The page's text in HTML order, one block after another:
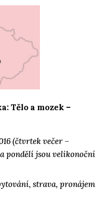
Tělo a mozek –
(čtvrtek večer –
pondělí jsou velikonoční
strava, pronájem